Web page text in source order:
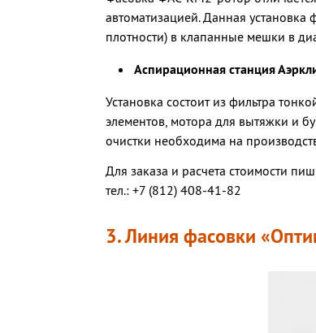
автоматизацией. Данная
плотности) в клапанные мешки в
Аспирационная станция
Установка состоит из фильтра
элементов, мотора для вытяжки и
очистки необходима на
Для заказа и расчета стоимости
тел.: +7 (812) 408-41-82
3. Линия фасовки